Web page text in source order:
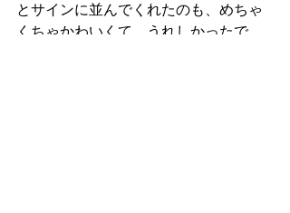
とサインに並んでくれたのも、めちゃ
くちゃかわいくて、うれしかったで